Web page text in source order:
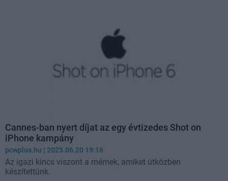
Cannes-ban nyert díjat az egy évtizedes Shot on
iPhone kampány
pcwplus.hu | 2025.06.20 19:16
Az igazi kincs viszont a mémek, amiket útközben
készítettünk.